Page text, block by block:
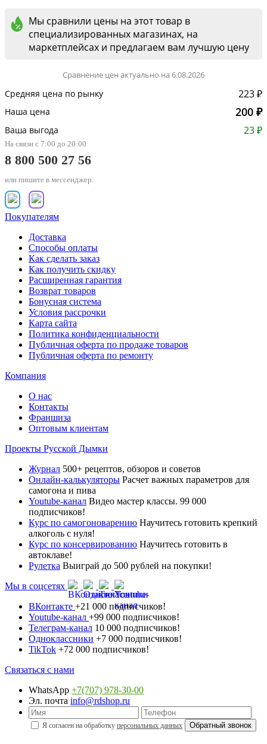
Мы сравнили цены на этот товар в
специализированных магазинах, на
маркетплейсах и предлагаем вам лучшую цену
Сравнение цен актуально на 6.08.2026
Средняя цена по рынку 223 ₽
Наша цена 200 ₽
Ваша выгода 23 ₽
На связи с 7:00 до 20:00
8 800 500 27 56
или пишите в мессенджер:
Покупателям
Доставка
Способы оплаты
Как сделать заказ
Как получить скидку
Расширенная гарантия
Возврат товаров
Бонусная система
Условия рассрочки
Карта сайта
Политика конфиденциальности
Публичная оферта по продаже товаров
Публичная оферта по ремонту
Компания
О нас
Контакты
Франшиза
Оптовым клиентам
Проекты Русской Дымки
Журнал 500+ рецептов, обзоров и советов
Онлайн-калькуляторы Расчет важных параметров для
самогона и пива
Youtube-канал Видео мастер классы. 99 000
подписчиков!
Курс по самогоноварению Научитесь готовить крепкий
алкоголь с нуля!
Курс по консервированию Научитесь готовить в
автоклаве!
Рулетка Выиграй до 500 рублей на покупки!
Мы в соцсетях
ВКонтакте +21 000 подписчиков!
Youtube-канал +99 000 подписчиков!
Телеграм-канал 10 000 подписчиков!
Одноклассники +7 000 подписчиков!
TikTok +72 000 подписчиков!
Связаться с нами
WhatsApp +7(707) 978-30-00
Эл. почта info@rdshop.ru
Я согласен на обработку персональных данных